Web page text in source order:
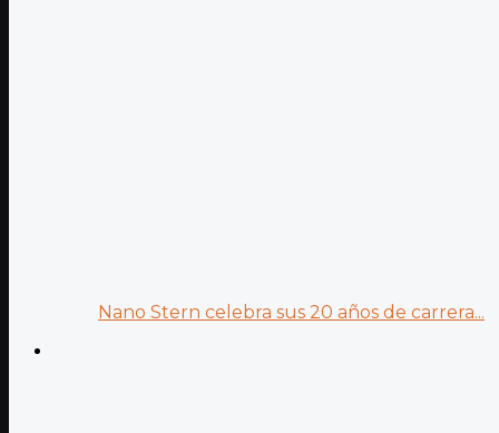
Nano Stern celebra sus 20 años de carrera...